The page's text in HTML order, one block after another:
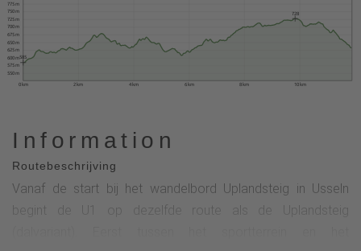
0 km 2 km 4 km 6 km 8 km 10 km
550 m
575 m
600 m
625 m
650 m
675 m
700 m
725 m
750 m
775 m
585
728
Information
Routebeschrijving
Vanaf de start bij het wandelbord Uplandsteig in Usseln
begint de U1 op dezelfde route als de Uplandsteig